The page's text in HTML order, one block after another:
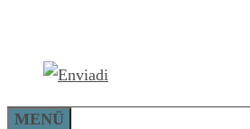
springen
MENÜ